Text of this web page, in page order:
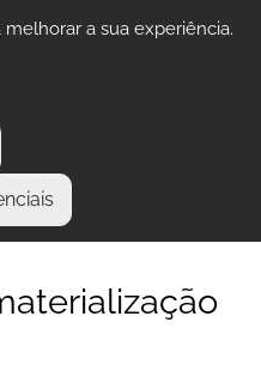
a sua experiência.